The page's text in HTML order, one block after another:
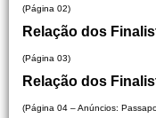
(Página 02)
Relação dos
(Página 03)
Relação dos
(Página 04 – Anúncios: